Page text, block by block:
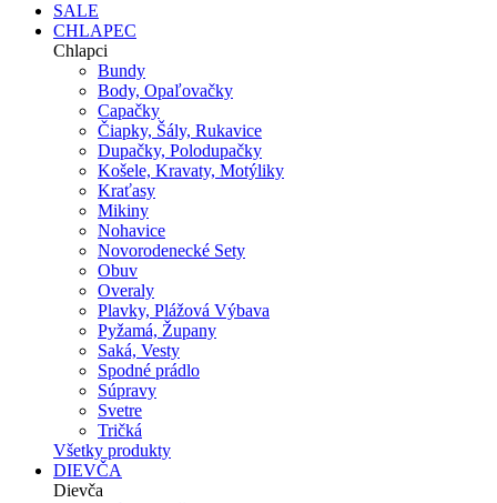
SALE
CHLAPEC
Chlapci
Bundy
Body, Opaľovačky
Capačky
Čiapky, Šály, Rukavice
Dupačky, Polodupačky
Košele, Kravaty, Motýliky
Kraťasy
Mikiny
Nohavice
Novorodenecké Sety
Obuv
Overaly
Plavky, Plážová Výbava
Pyžamá, Župany
Saká, Vesty
Spodné prádlo
Súpravy
Svetre
Tričká
Všetky produkty
DIEVČA
Dievča